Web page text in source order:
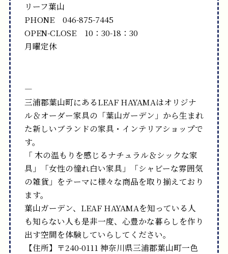
リーフ葉山
PHONE 046-875-7445
OPEN-CLOSE 10：30-18：30
月曜定休
—
三浦郡葉山町にあるLEAF HAYAMAはオリジナ
ル＆オーダー家具の「葉山ガーデン」から生まれ
た新しいブランドの家具・インテリアショップで
す。
「 木の温もりを感じるナチュラル＆シックな家
具」「女性の憧れ白い家具」「シャビーな雰囲気
の雑貨」をテーマに様々な商品を取り揃えており
ます。
葉山ガーデン、LEAF HAYAMAを知っている人
も知らない人も是非一度、心豊かな暮らしを作り
出す空間を体験していらしてください。
【住所】〒240-0111 神奈川県三浦郡葉山町一色